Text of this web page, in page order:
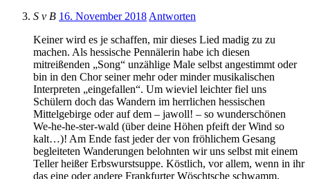
S v B 16. November 2018 Antworten
Keiner wird es je schaffen, mir dieses Lied madig zu zu
machen. Als hessische Pennälerin habe ich diesen
mitreißenden „Song“ unzählige Male selbst angestimmt oder
bin in den Chor seiner mehr oder minder musikalischen
Interpreten „eingefallen“. Um wieviel leichter fiel uns
Schülern doch das Wandern im herrlichen hessischen
Mittelgebirge oder auf dem – jawoll! – so wunderschönen
We-he-he-ster-wald (über deine Höhen pfeift der Wind so
kalt…)! Am Ende fast jeder der von fröhlichem Gesang
begleiteten Wanderungen belohnten wir uns selbst mit einem
Teller heißer Erbswurstsuppe. Köstlich, vor allem, wenn in ihr
das eine oder andere Frankfurter Wöschtsche schwamm.